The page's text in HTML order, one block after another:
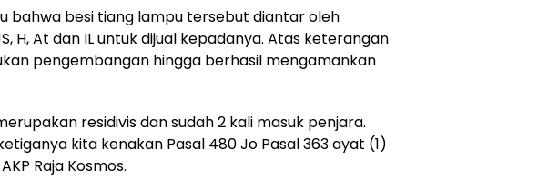
bahwa besi tiang lampu tersebut diantar oleh
H, At dan IL untuk dijual kepadanya. Atas keterangan
pengembangan hingga berhasil mengamankan
residivis dan sudah 2 kali masuk penjara.
kita kenakan Pasal 480 Jo Pasal 363 ayat (1)
Raja Kosmos.